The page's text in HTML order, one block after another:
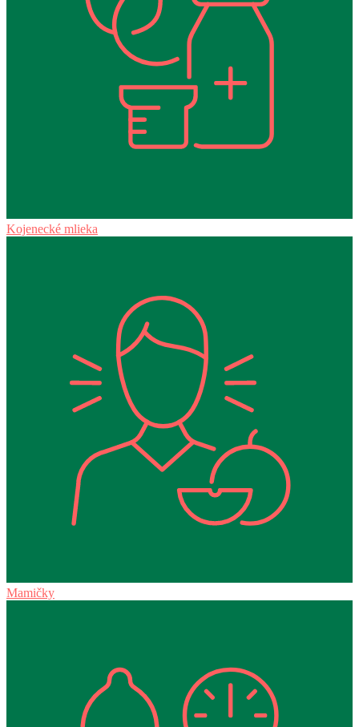
Kojenecké mlieka
Mamičky